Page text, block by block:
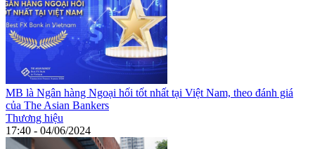
MB là Ngân hàng Ngoại hối tốt nhất tại Việt Nam, theo đánh giá
của The Asian Bankers
Thương hiệu
17:40 - 04/06/2024